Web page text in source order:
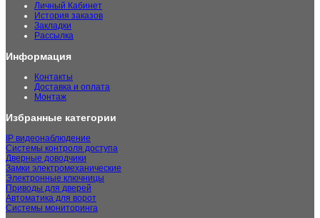
Личный Кабинет
История заказов
Закладки
Рассылка
Информация
Контакты
Доставка и оплата
Монтаж
Избранные категории
IP видеонаблюдение
Системы контроля доступа
Дверные доводчики
Замки электромеханические
Электронные ключницы
Приводы для дверей
Автоматика для ворот
Системы мониторинга